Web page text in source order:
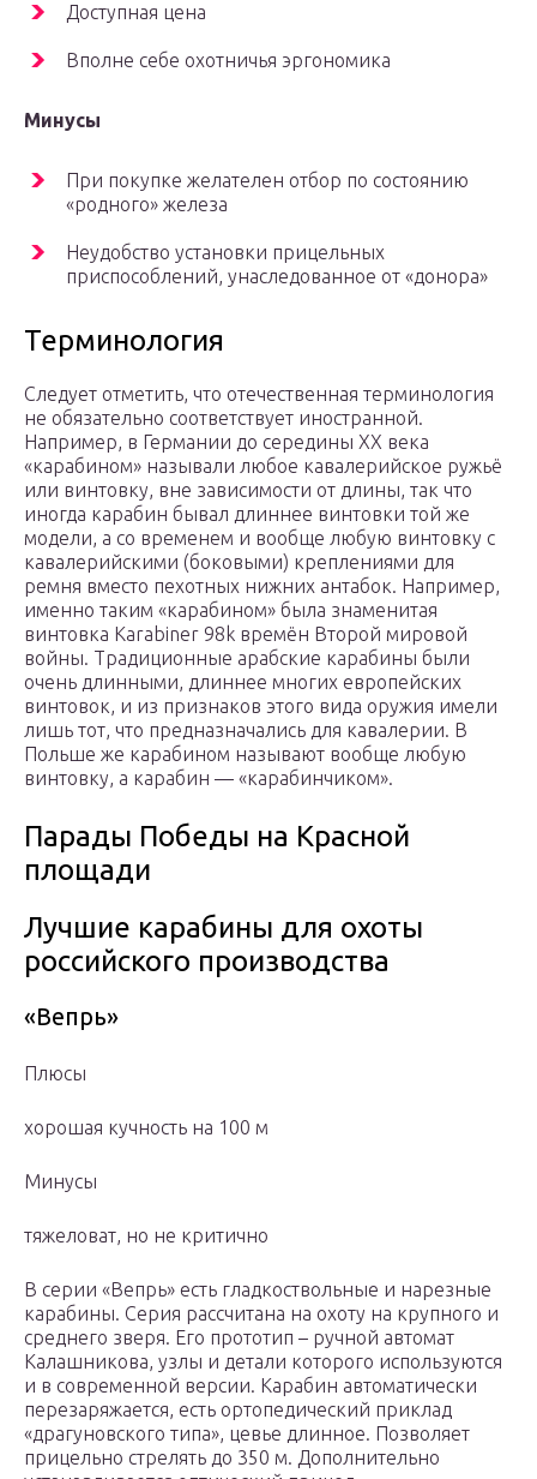
Доступная цена
Вполне себе охотничья эргономика
Минусы
При покупке желателен отбор по состоянию
«родного» железа
Неудобство установки прицельных
приспособлений, унаследованное от «донора»
Терминология
Следует отметить, что отечественная терминология
не обязательно соответствует иностранной.
Например, в Германии до середины XX века
«карабином» называли любое кавалерийское ружьё
или винтовку, вне зависимости от длины, так что
иногда карабин бывал длиннее винтовки той же
модели, а со временем и вообще любую винтовку с
кавалерийскими (боковыми) креплениями для
ремня вместо пехотных нижних антабок. Например,
именно таким «карабином» была знаменитая
винтовка Karabiner 98k времён Второй мировой
войны. Традиционные арабские карабины были
очень длинными, длиннее многих европейских
винтовок, и из признаков этого вида оружия имели
лишь тот, что предназначались для кавалерии. В
Польше же карабином называют вообще любую
винтовку, а карабин — «карабинчиком».
Парады Победы на Красной
площади
Лучшие карабины для охоты
российского производства
«Вепрь»
Плюсы
хорошая кучность на 100 м
Минусы
тяжеловат, но не критично
В серии «Вепрь» есть гладкоствольные и нарезные
карабины. Серия рассчитана на охоту на крупного и
среднего зверя. Его прототип – ручной автомат
Калашникова, узлы и детали которого используются
и в современной версии. Карабин автоматически
перезаряжается, есть ортопедический приклад
«драгуновского типа», цевье длинное. Позволяет
прицельно стрелять до 350 м. Дополнительно